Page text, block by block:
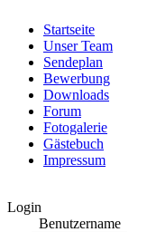
Startseite
Unser Team
Sendeplan
Bewerbung
Downloads
Forum
Fotogalerie
Gästebuch
Impressum
Login
Benutzername